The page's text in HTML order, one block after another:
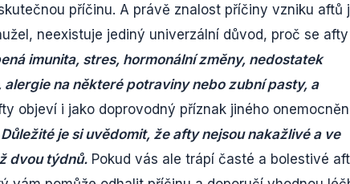
příčinu. A právě znalost příčiny vzniku aftů
neexistuje jediný univerzální důvod, proč se afty
imunita, stres, hormonální změny, nedostatek
na některé potraviny nebo zubní pasty, a
objeví i jako doprovodný příznak jiného
Důležité je si uvědomit, že afty nejsou nakažlivé a ve
dvou týdnů. Pokud vás ale trápí časté a bolestivé